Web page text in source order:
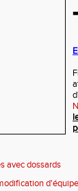
avec dossards